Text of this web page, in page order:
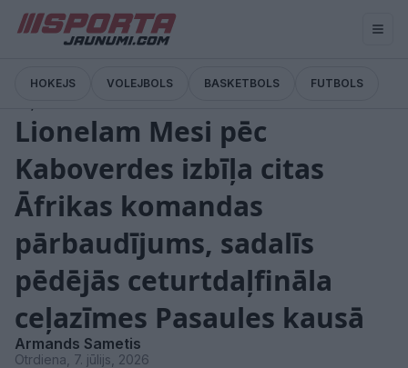
HOKEJS VOLEJBOLS BASKETBOLS FUTBOLS
Lionelam Mesi pēc
Kaboverdes izbīļa citas
Āfrikas komandas
pārbaudījums, sadalīs
pēdējās ceturtdaļfināla
ceļazīmes Pasaules kausā
Armands Sametis
Otrdiena, 7. jūlijs, 2026